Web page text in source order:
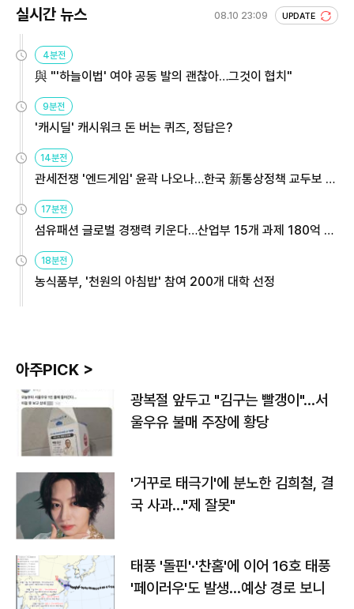
실시간 뉴스 08.10 23:09 UPDATE
4분전
與 "'하늘이법' 여야 공동 발의 괜찮아…그것이 협치"
9분전
'캐시딜' 캐시워크 돈 버는 퀴즈, 정답은?
14분전
관세전쟁 '엔드게임' 윤곽 나오나…한국 新통상정책 교두보 활
17분전
섬유패션 글로벌 경쟁력 키운다…산업부 15개 과제 180억 지
18분전
농식품부, '천원의 아침밥' 참여 200개 대학 선정
아주PICK >
광복절 앞두고 "김구는 빨갱이"…서
울우유 불매 주장에 황당
'거꾸로 태극기'에 분노한 김희철, 결
국 사과…"제 잘못"
태풍 '돌핀'·'찬홈'에 이어 16호 태풍
'페이러우'도 발생…예상 경로 보니